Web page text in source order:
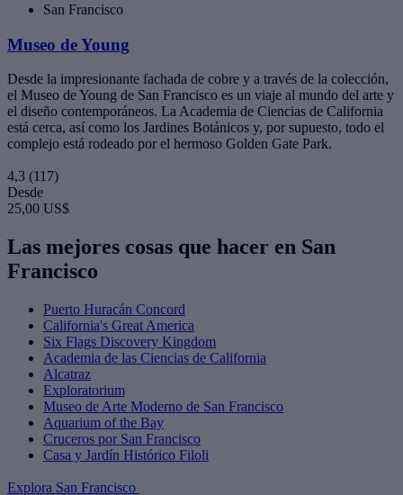
San Francisco
Museo de Young
Desde la impresionante fachada de cobre y a través de la colección,
el Museo de Young de San Francisco es un viaje al mundo del arte y
el diseño contemporáneos. La Academia de Ciencias de California
está cerca, así como los Jardines Botánicos y, por supuesto, todo el
complejo está rodeado por el hermoso Golden Gate Park.
4,3 (117)
Desde
25,00 US$
Las mejores cosas que hacer en San
Francisco
Puerto Huracán Concord
California's Great America
Six Flags Discovery Kingdom
Academia de las Ciencias de California
Alcatraz
Exploratorium
Museo de Arte Moderno de San Francisco
Aquarium of the Bay
Cruceros por San Francisco
Casa y Jardín Histórico Filoli
Explora San Francisco